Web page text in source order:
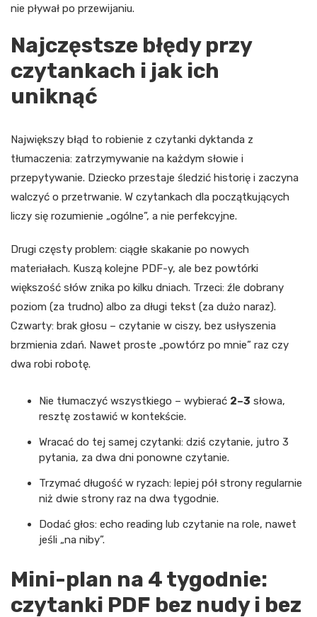
nie pływał po przewijaniu.
Najczęstsze błędy przy
czytankach i jak ich
uniknąć
Największy błąd to robienie z czytanki dyktanda z
tłumaczenia: zatrzymywanie na każdym słowie i
przepytywanie. Dziecko przestaje śledzić historię i zaczyna
walczyć o przetrwanie. W czytankach dla początkujących
liczy się rozumienie „ogólne”, a nie perfekcyjne.
Drugi częsty problem: ciągłe skakanie po nowych
materiałach. Kuszą kolejne PDF-y, ale bez powtórki
większość słów znika po kilku dniach. Trzeci: źle dobrany
poziom (za trudno) albo za długi tekst (za dużo naraz).
Czwarty: brak głosu – czytanie w ciszy, bez usłyszenia
brzmienia zdań. Nawet proste „powtórz po mnie” raz czy
dwa robi robotę.
Nie tłumaczyć wszystkiego – wybierać 2–3 słowa,
resztę zostawić w kontekście.
Wracać do tej samej czytanki: dziś czytanie, jutro 3
pytania, za dwa dni ponowne czytanie.
Trzymać długość w ryzach: lepiej pół strony regularnie
niż dwie strony raz na dwa tygodnie.
Dodać głos: echo reading lub czytanie na role, nawet
jeśli „na niby”.
Mini-plan na 4 tygodnie:
czytanki PDF bez nudy i bez